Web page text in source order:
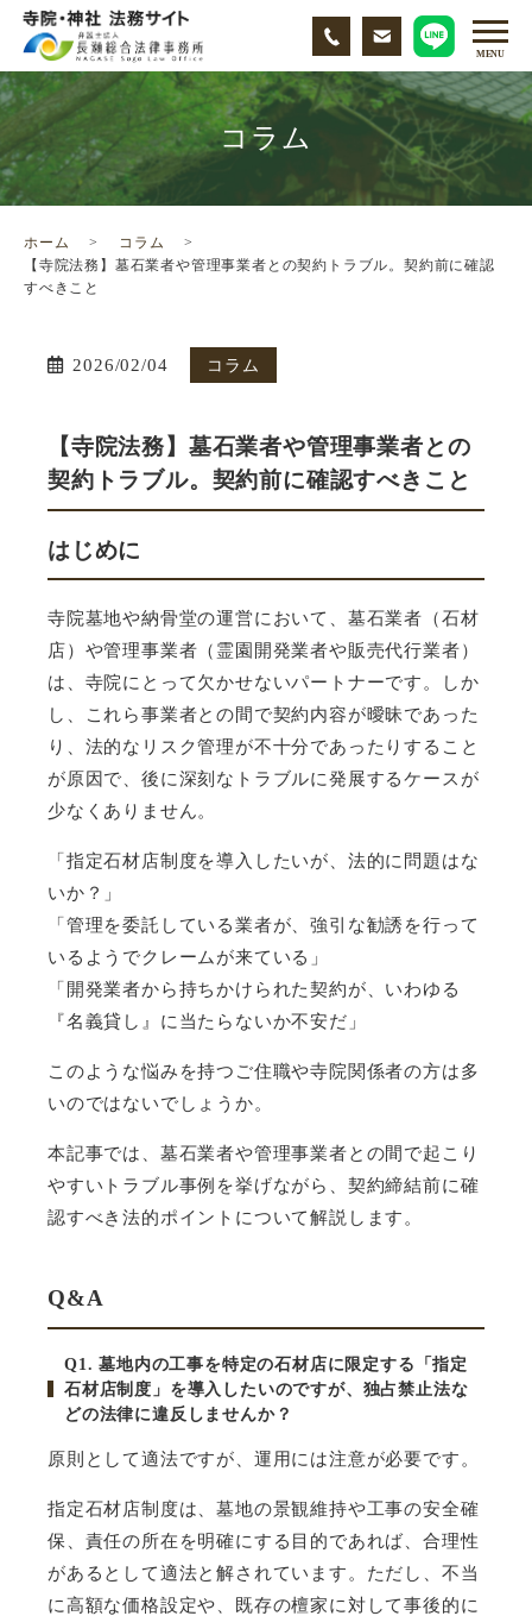
コラム
ホーム
コラム
【寺院法務】墓石業者や管理事業者との契約トラブル。契約前に確認
すべきこと
2026/02/04 コラム
【寺院法務】墓石業者や管理事業者との
契約トラブル。契約前に確認すべきこと
はじめに
寺院墓地や納骨堂の運営において、墓石業者（石材
店）や管理事業者（霊園開発業者や販売代行業者）
は、寺院にとって欠かせないパートナーです。しか
し、これら事業者との間で契約内容が曖昧であった
り、法的なリスク管理が不十分であったりすること
が原因で、後に深刻なトラブルに発展するケースが
少なくありません。
「指定石材店制度を導入したいが、法的に問題はな
いか？」
「管理を委託している業者が、強引な勧誘を行って
いるようでクレームが来ている」
「開発業者から持ちかけられた契約が、いわゆる
『名義貸し』に当たらないか不安だ」
このような悩みを持つご住職や寺院関係者の方は多
いのではないでしょうか。
本記事では、墓石業者や管理事業者との間で起こり
やすいトラブル事例を挙げながら、契約締結前に確
認すべき法的ポイントについて解説します。
Q&A
Q1.墓地内の工事を特定の石材店に限定する「指定
石材店制度」を導入したいのですが、独占禁止法な
どの法律に違反しませんか？
原則として適法ですが、運用には注意が必要です。
指定石材店制度は、墓地の景観維持や工事の安全確
保、責任の所在を明確にする目的であれば、合理性
があるとして適法と解されています。ただし、不当
に高額な価格設定や、既存の檀家に対して事後的に